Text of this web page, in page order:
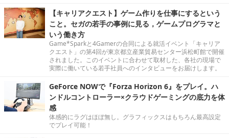
【キャリアクエスト】ゲーム作りを仕事にするという
こと。セガの若手の事例に見る，ゲームプログラマと
いう働き方
Game*Sparkと4Gamerの合同による就活イベント「キャリア
クエスト」の第4回が東京都立産業貿易センター浜松町館で開催
されました。このイベントに合わせて取材した、各社の現場で
実際に働いている若手社員へのインタビューをお届けします。
GeForce NOWで『Forza Horizon 6』をプレイ。ハ
ンドルコントローラー×クラウドゲーミングの底力を体
感
体感的にラグはほぼ無し。グラフィックスはもちろん最高設定
でプレイ可能！